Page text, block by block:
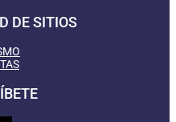
DE SITIOS